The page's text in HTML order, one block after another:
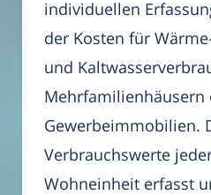
individuellen
der Kosten für
und
Mehrfamilienhäusern
Gewerbeimmobilien.
Verbrauchswerte
Wohneinheit erfasst